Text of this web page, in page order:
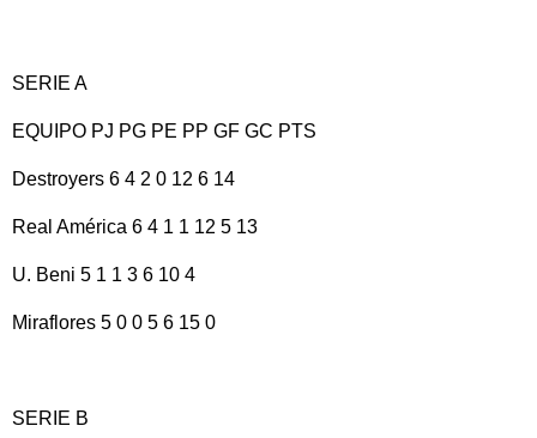
SERIE A
EQUIPO PJ PG PE PP GF GC PTS
Destroyers 6 4 2 0 12 6 14
Real América 6 4 1 1 12 5 13
U. Beni 5 1 1 3 6 10 4
Miraflores 5 0 0 5 6 15 0
SERIE B